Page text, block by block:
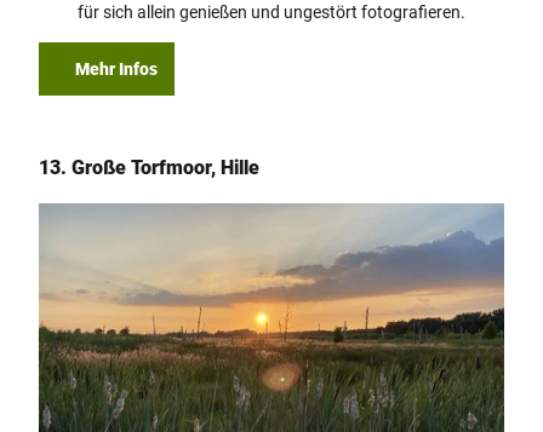
für sich allein genießen und ungestört fotografieren.
Mehr Infos
13. Große Torfmoor, Hille